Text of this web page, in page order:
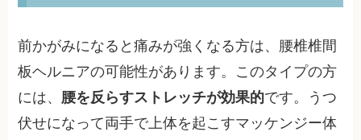
前かがみになると痛みが強くなる方は、腰椎椎間
板ヘルニアの可能性があります。このタイプの方
には、 腰を反らすストレッチが効果的です。うつ
伏せになって両手で上体を起こすマッケンジー体